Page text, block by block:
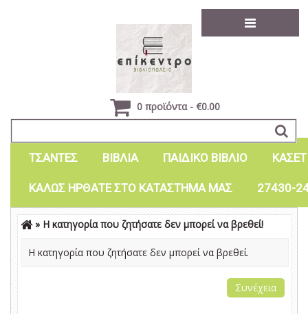
0 προϊόντα - €0.00
ΤΣΑΝΤΕΣ ΒΙΒΛΙΑ ΠΑΙΔΙΚΟ ΒΙΒΛΙΟ
ΚΑΛΩΣ ΗΡΘΑΤΕ ΣΤΟ ΚΑΤΑΣΤΗΜΑ ΜΑΣ 27430-
Είσοδος Εγγραφή
» Η κατηγορία που ζητήσατε δεν μπορεί να βρεθεί!
Η κατηγορία που ζητήσατε δεν μπορεί να βρεθεί.
Συνέχεια